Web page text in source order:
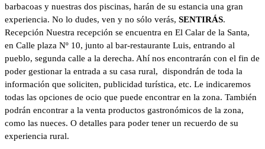
barbacoas y nuestras dos piscinas, harán de su estancia una gran
experiencia. No lo dudes, ven y no sólo verás, SENTIRÁS.
Recepción Nuestra recepción se encuentra en El Calar de la Santa,
en Calle plaza Nº 10, junto al bar-restaurante Luis, entrando al
pueblo, segunda calle a la derecha. Ahí nos encontrarán con el fin de
poder gestionar la entrada a su casa rural, dispondrán de toda la
información que soliciten, publicidad turística, etc. Le indicaremos
todas las opciones de ocio que puede encontrar en la zona. También
podrán encontrar a la venta productos gastronómicos de la zona,
como las nueces. O detalles para poder tener un recuerdo de su
experiencia rural.